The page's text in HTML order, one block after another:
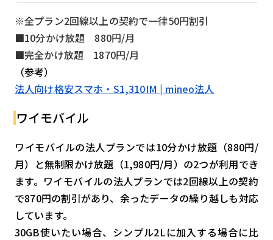
※全プラン2回線以上の契約で一律50円割引
■10分かけ放題 880円/月
■完全かけ放題 1870円/月
（参考）
法人向け格安スマホ・S1,310IM | mineo法人
ワイモバイル
ワイモバイルの法人プランでは10分かけ放題（880円/
月）と無制限かけ放題（1,980円/月）の2つが利用でき
ます。ワイモバイルの法人プランでは2回線以上の契約
で870円の割引があり、余ったデータの繰り越しも対応
しています。
30GB使いたい場合、シンプル2Lに加入する場合に比